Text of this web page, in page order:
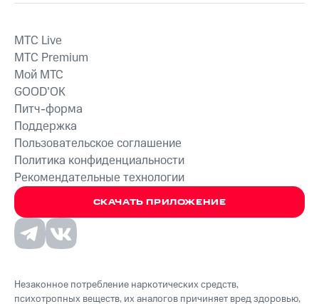
СКАЧАТЬ ПРИЛОЖЕНИЕ
MTС Live
MTС Premium
Мой МТС
GOOD’OK
Питч-форма
Поддержка
Пользовательское соглашение
Политика конфиденциальности
Рекомендательные технологии
Незаконное потребление наркотических средств,
психотропных веществ, их аналогов причиняет вред здоровью,